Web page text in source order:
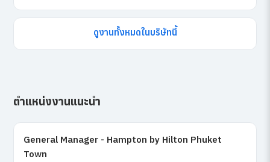
ดูงานทั้งหมดในบริษัทนี้
ตำแหน่งงานแนะนำ
General Manager - Hampton by Hilton Phuket
Town